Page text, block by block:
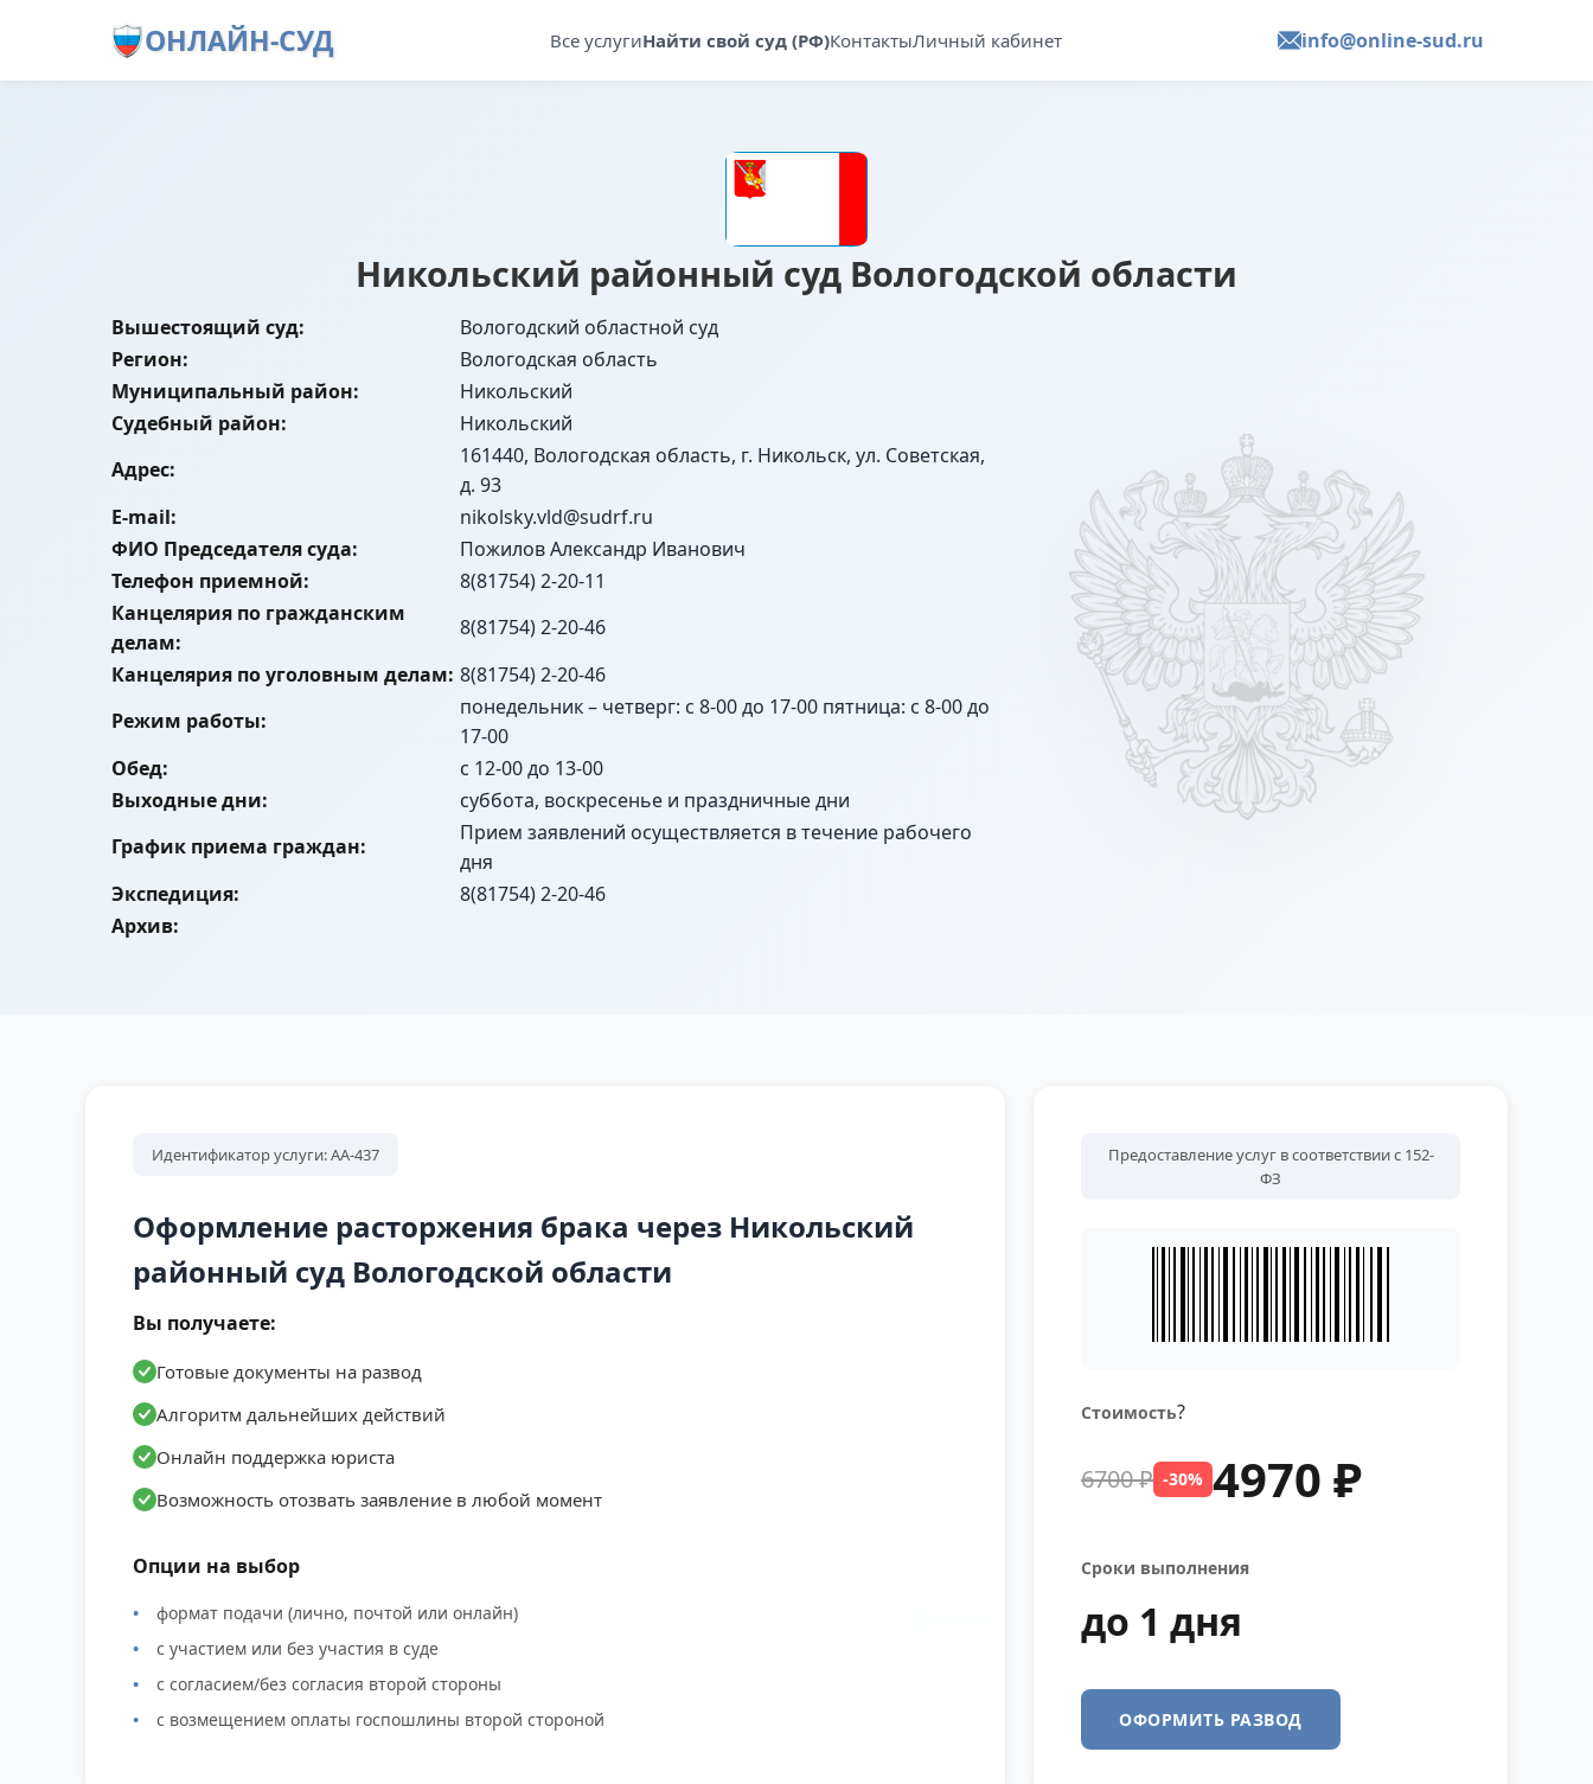
ОНЛАЙН-СУД Все услугиНайти свой суд (РФ)КонтактыЛичный кабинет info@online-sud.ru
Никольский районный суд Вологодской области
Вышестоящий суд:
Вологодский областной суд
Регион:
Вологодская область
Муниципальный район:
Никольский
Судебный район:
Никольский
Адрес:
161440, Вологодская область, г. Никольск, ул. Советская,
д. 93
E-mail:
nikolsky.vld@sudrf.ru
ФИО Председателя суда:
Пожилов Александр Иванович
Телефон приемной:
8(81754) 2-20-11
Канцелярия по гражданским
делам:
8(81754) 2-20-46
Канцелярия по уголовным делам: 8(81754) 2-20-46
Режим работы:
понедельник – четверг: с 8-00 до 17-00 пятница: с 8-00 до
17-00
Обед:
с 12-00 до 13-00
Выходные дни:
суббота, воскресенье и праздничные дни
График приема граждан:
Прием заявлений осуществляется в течение рабочего
дня
Экспедиция:
8(81754) 2-20-46
Архив:
Идентификатор услуги: АА-437
Оформление расторжения брака через Никольский
районный суд Вологодской области
Вы получаете:
Готовые документы на развод
Алгоритм дальнейших действий
Онлайн поддержка юриста
Возможность отозвать заявление в любой момент
Опции на выбор
формат подачи (лично, почтой или онлайн)
с участием или без участия в суде
с согласием/без согласия второй стороны
с возмещением оплаты госпошлины второй стороной
Предоставление услуг в соответствии с 152-
ФЗ
Стоимость?
6700 ₽ -30% 4970 ₽
Сроки выполнения
до 1 дня
ОФОРМИТЬ РАЗВОД